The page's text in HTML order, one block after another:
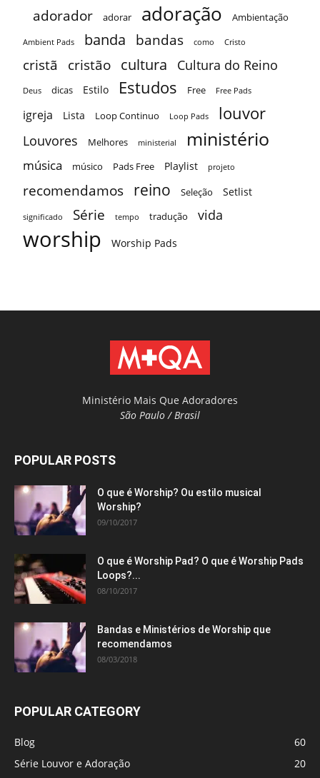
adorador adorar adoração Ambientação
Ambient Pads banda bandas como Cristo
cristã cristão cultura Cultura do Reino
Deus dicas Estilo Estudos Free Free Pads
igreja Lista Loop Continuo Loop Pads louvor
Louvores Melhores ministerial ministério
música músico Pads Free Playlist projeto
recomendamos reino Seleção Setlist
significado Série tempo tradução vida
worship Worship Pads
Ministério Mais Que Adoradores
São Paulo / Brasil
POPULAR POSTS
O que é Worship? Ou estilo musical
Worship?
09/10/2017
O que é Worship Pad? O que é Worship Pads
Loops?...
08/10/2017
Bandas e Ministérios de Worship que
recomendamos
08/03/2018
POPULAR CATEGORY
Blog
60
Série Louvor e Adoração
20